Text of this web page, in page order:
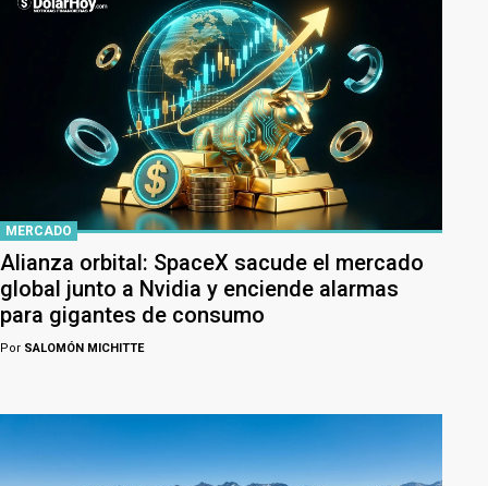
MERCADO
Alianza orbital: SpaceX sacude el mercado
global junto a Nvidia y enciende alarmas
para gigantes de consumo
Por SALOMÓN MICHITTE